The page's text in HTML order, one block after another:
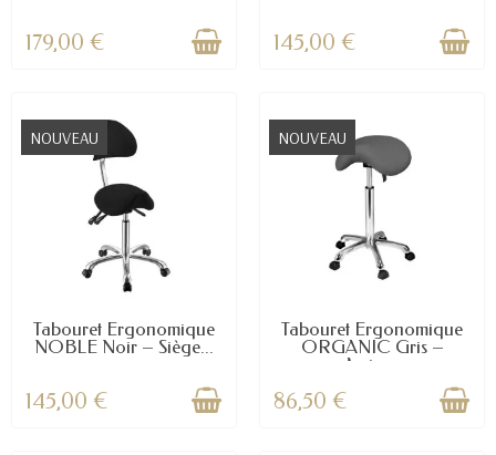
179,00 € 145,00 €
NOUVEAU
Tabouret Ergonomique
NOBLE Noir – Siège...
145,00 €
NOUVEAU
Tabouret Ergonomique
ORGANIC Gris –
Assise...
86,50 €